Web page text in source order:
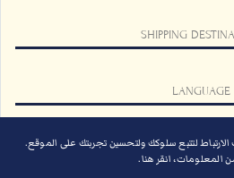
SHIPPING
LANGUAGE
تأكيد
لتتبع سلوكك ولتحسين تجربتك على الموقع.
المعلومات، انقر هنا.
الاسئلة الشائعة
اشتراك